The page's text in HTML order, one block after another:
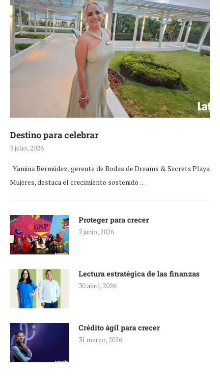
Destino para celebrar
3 julio, 2026
Yamina Bermúdez, gerente de Bodas de Dreams & Secrets Playa
Mujeres, destaca el crecimiento sostenido …
Proteger para crecer
2 junio, 2026
Lectura estratégica de las finanzas
30 abril, 2026
Crédito ágil para crecer
31 marzo, 2026